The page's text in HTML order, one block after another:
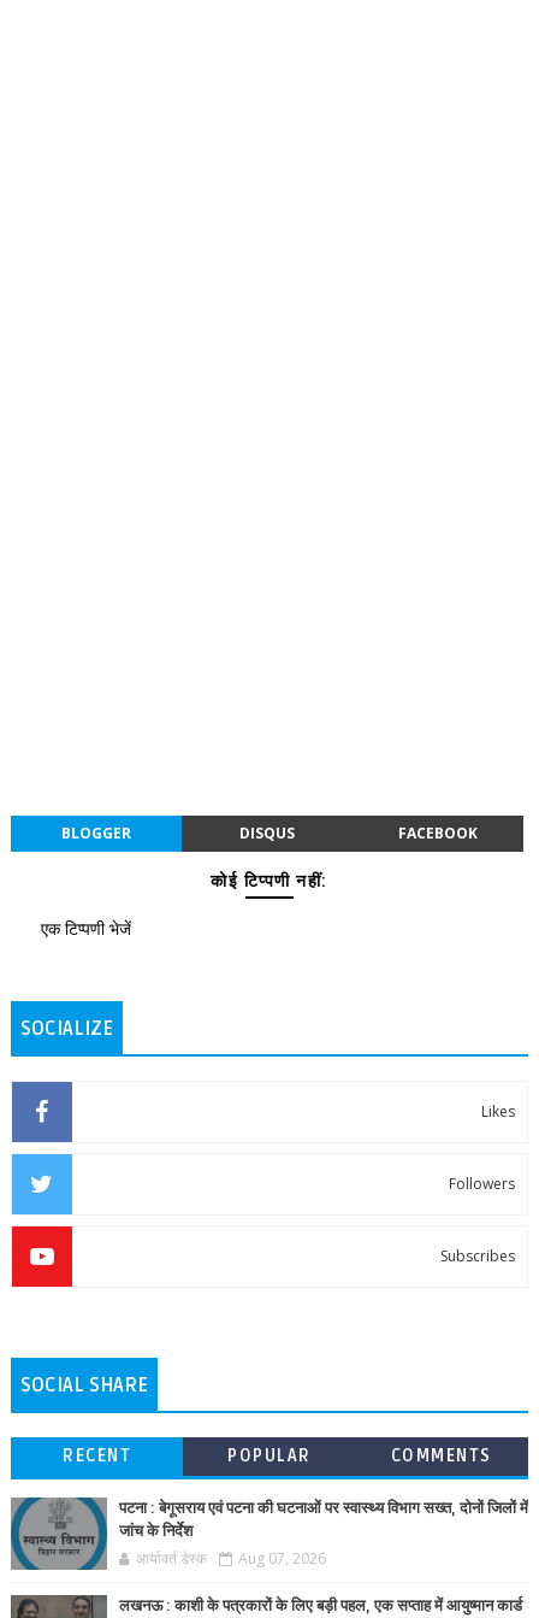
BLOGGER DISQUS FACEBOOK
कोई टिप्पणी नहीं:
एक टिप्पणी भेजें
SOCIALIZE
Likes
Followers
Subscribes
SOCIAL SHARE
RECENT POPULAR COMMENTS
पटना : बेगूसराय एवं पटना की घटनाओं पर स्वास्थ्य विभाग सख्त, दोनों जिलों में
जांच के निर्देश
आर्यावर्त डेस्क Aug 07, 2026
लखनऊ : काशी के पत्रकारों के लिए बड़ी पहल, एक सप्ताह में आयुष्मान कार्ड